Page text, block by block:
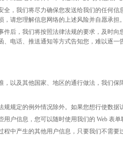
全，我们将尽力确保您发送给我们的任何
请您理解信息网络的上述风险并自愿承担。
件后，我们将按照法律法规的要求，及时
、电话、推送通知等方式告知您，难以逐
，以及其他国家、地区的通行做法，我们保
规规定的例外情况除外。如果您想行使数据
用户信息，您可以随时使用我们的 Web 表
程中产生的其他用户信息，只要我们不需